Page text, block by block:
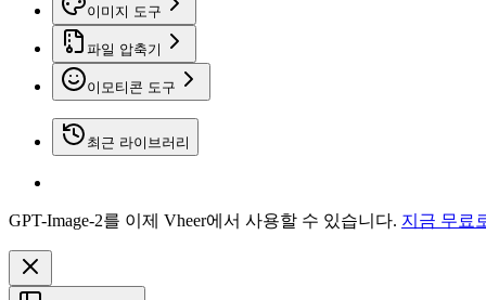
이미지 도구
파일 압축기
이모티콘 도구
최근 라이브러리
GPT-Image-2를 이제 Vheer에서 사용할 수 있습니다. 지금 무료